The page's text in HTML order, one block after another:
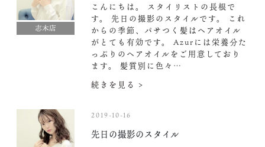
志木店
こんにちは。 スタイリストの長根で
す。 先日の撮影のスタイルです。 これ
からの季節、パサつく髪はヘアオイル
がとても有効です。 Azurには栄養分た
っぷりのヘアオイルをご用意しており
ます。 髪質別に色々…
続きを見る >
2019-10-16
先日の撮影のスタイル